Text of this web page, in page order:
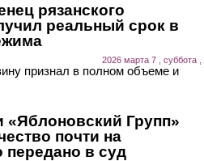
рязанского
реальный срок в
2026 марта 7 , суббота ,
признал в полном объеме и
«Яблоновский Групп»
почти на
в суд